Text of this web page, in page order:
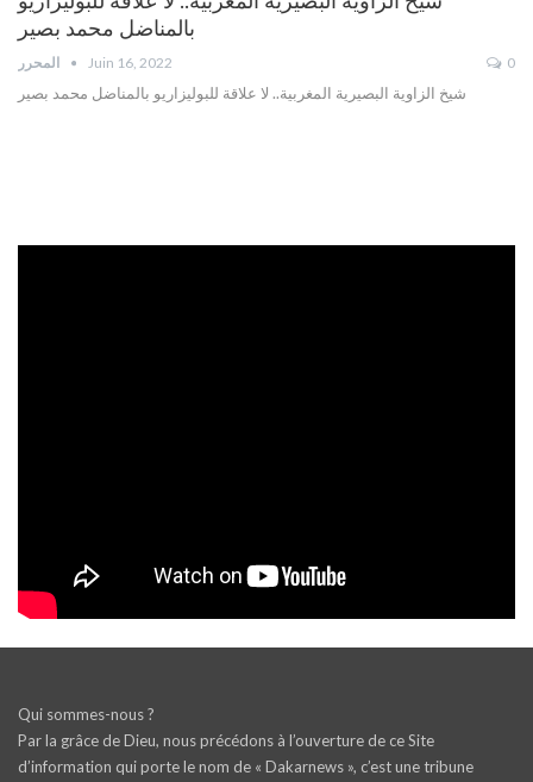
بالمناضل محمد بصير
Juin 16, 2022 0
شيخ الزاوية البصيرية المغربية.. لا علاقة للبوليزاريو بالمناضل محمد بصير
Qui sommes-nous ?
Par la grâce de Dieu, nous précédons à l’ouverture de ce Site
d’information qui porte le nom de « Dakarnews », c’est une tribune